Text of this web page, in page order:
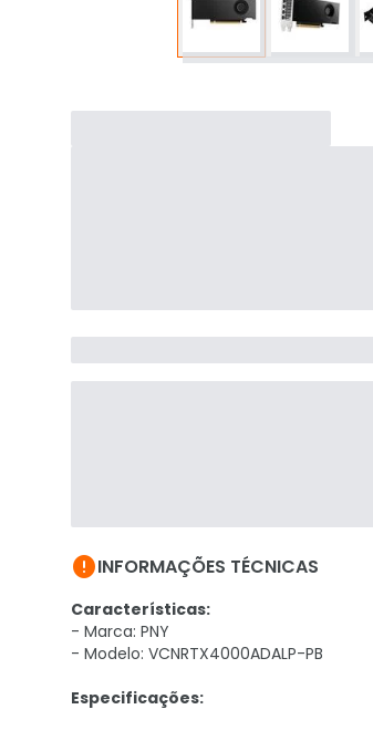
INFORMAÇÕES TÉCNICAS
Características:
- Marca: PNY
- Modelo: VCNRTX4000ADALP-PB
Especificações: